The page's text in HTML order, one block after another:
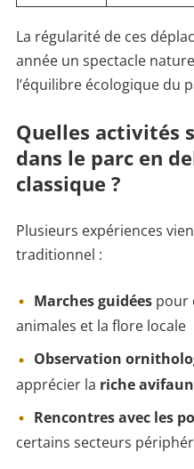
La régularité de ces
année un spectacle
l’équilibre écologique du
Quelles activités
dans le parc en
classique ?
Plusieurs expériences
traditionnel :
Marches guidéespour
animales et la flore locale
Observation
apprécier la riche
Rencontres avec les
certains secteurs